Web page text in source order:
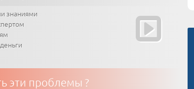
знаниями
эти проблемы ?